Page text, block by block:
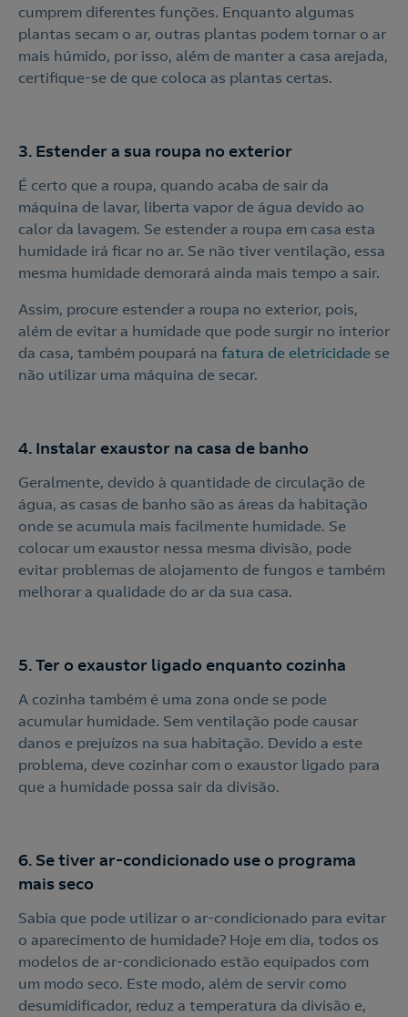
Contacte-nos
Ao preencher este formulário, entraremos em contacto
consigo para lhe fazer chegar a nossa oferta de
Nós ligamos!
Contacte-nos
210 540 000
Linha de Apoio e Contratação
cumprem diferentes funções. Enquanto algumas
plantas secam o ar, outras plantas podem tornar o ar
mais húmido, por isso, além de manter a casa arejada,
certifique-se de que coloca as plantas certas.
3. Estender a sua roupa no exterior
É certo que a roupa, quando acaba de sair da
máquina de lavar, liberta vapor de água devido ao
calor da lavagem. Se estender a roupa em casa esta
humidade irá ficar no ar. Se não tiver ventilação, essa
mesma humidade demorará ainda mais tempo a sair.
Assim, procure estender a roupa no exterior, pois,
além de evitar a humidade que pode surgir no interior
da casa, também poupará na fatura de eletricidade se
não utilizar uma máquina de secar.
4. Instalar exaustor na casa de banho
Geralmente, devido à quantidade de circulação de
água, as casas de banho são as áreas da habitação
onde se acumula mais facilmente humidade. Se
colocar um exaustor nessa mesma divisão, pode
evitar problemas de alojamento de fungos e também
melhorar a qualidade do ar da sua casa.
5. Ter o exaustor ligado enquanto cozinha
A cozinha também é uma zona onde se pode
acumular humidade. Sem ventilação pode causar
danos e prejuízos na sua habitação. Devido a este
problema, deve cozinhar com o exaustor ligado para
que a humidade possa sair da divisão.
6. Se tiver ar-condicionado use o programa
mais seco
Sabia que pode utilizar o ar-condicionado para evitar
o aparecimento de humidade? Hoje em dia, todos os
modelos de ar-condicionado estão equipados com
um modo seco. Este modo, além de servir como
desumidificador, reduz a temperatura da divisão e,